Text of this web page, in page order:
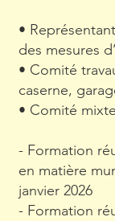
•
des mesures
• Comité
caserne,
• Comité
- Formation
en matière
janvier 2026
- Formation